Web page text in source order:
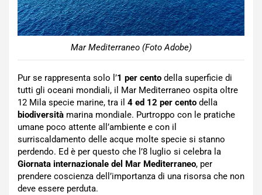
Mar Mediterraneo (Foto Adobe)
Pur se rappresenta solo l’1 per cento della superficie di
tutti gli oceani mondiali, il Mar Mediterraneo ospita oltre
12 Mila specie marine, tra il 4 ed 12 per cento della
biodiversità marina mondiale. Purtroppo con le pratiche
umane poco attente all’ambiente e con il
surriscaldamento delle acque molte specie si stanno
perdendo. Ed è per questo che l’8 luglio si celebra la
Giornata internazionale del Mar Mediterraneo, per
prendere coscienza dell’importanza di una risorsa che non
deve essere perduta.